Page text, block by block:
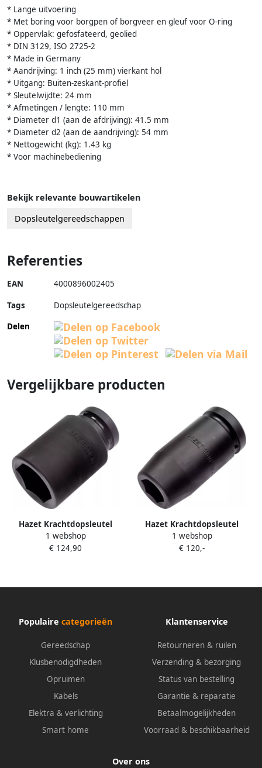
* Lange uitvoering
* Met boring voor borgpen of borgveer en gleuf voor O-ring
* Oppervlak: gefosfateerd, geolied
* DIN 3129, ISO 2725-2
* Made in Germany
* Aandrijving: 1 inch (25 mm) vierkant hol
* Uitgang: Buiten-zeskant-profiel
* Sleutelwijdte: 24 mm
* Afmetingen / lengte: 110 mm
* Diameter d1 (aan de afdrijving): 41.5 mm
* Diameter d2 (aan de aandrijving): 54 mm
* Nettogewicht (kg): 1.43 kg
* Voor machinebediening
Bekijk relevante bouwartikelen
Dopsleutelgereedschappen
Referenties
EAN 4000896002405
Tags
Dopsleutelgereedschap
Delen
Vergelijkbare producten
Hazet Krachtdopsleutel
1100SLG-46 · 1 inch (25 mm)
vierkant hol · Buiten-zeskant-
1 webshop
€ 124,90
Hazet Krachtdopsleutel
1100SLG-27 · 1 inch (25 mm)
vierkant hol · Buiten-zeskant-
1 webshop
€ 120,-
Populaire categorieën
Gereedschap
Klusbenodigdheden
Opruimen
Kabels
Elektra & verlichting
Smart home
Klantenservice
Retourneren & ruilen
Verzending & bezorging
Status van bestelling
Garantie & reparatie
Betaalmogelijkheden
Voorraad & beschikbaarheid
Over ons